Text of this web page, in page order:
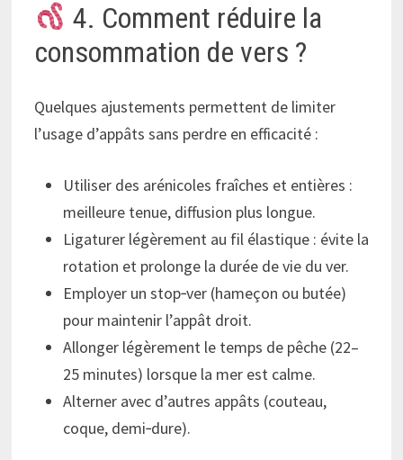
4. Comment réduire la
consommation de vers ?
Quelques ajustements permettent de limiter
l’usage d’appâts sans perdre en efficacité :
Utiliser des arénicoles fraîches et entières :
meilleure tenue, diffusion plus longue.
Ligaturer légèrement au fil élastique : évite la
rotation et prolonge la durée de vie du ver.
Employer un stop‑ver (hameçon ou butée)
pour maintenir l’appât droit.
Allonger légèrement le temps de pêche (22–
25 minutes) lorsque la mer est calme.
Alterner avec d’autres appâts (couteau,
coque, demi‑dure).